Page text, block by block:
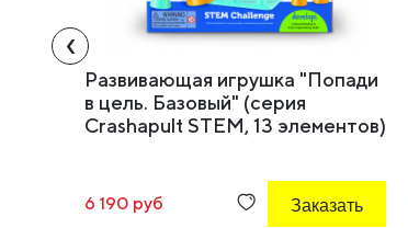
Развивающая игрушка "Попади
в цель. Базовый" (серия
Crashapult STEM, 13 элементов)
6 190 руб Заказать
‹